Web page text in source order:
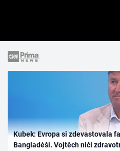
Kubek: Evropa si zdevastovala
Bangladéši. Vojtěch ničí